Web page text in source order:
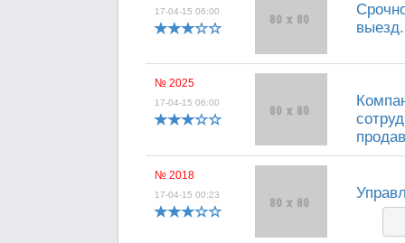
17-04-15 06:00
№ 2025
17-04-15 06:00
№ 2018
17-04-15 00:23